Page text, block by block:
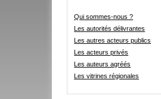
Qui sommes-nous ?
Les autorités délivrantes
Les autres acteurs publics
Les acteurs privés
Les auteurs agréés
Les vitrines régionales